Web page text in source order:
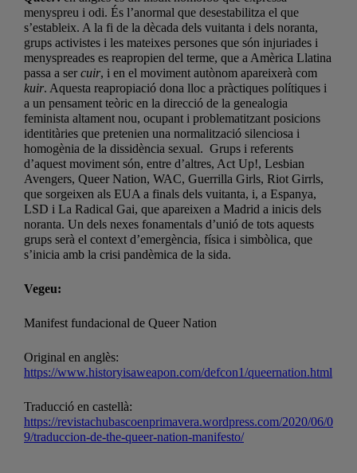
menyspreu i odi. És l’anormal que desestabilitza el que
s’estableix. A la fi de la dècada dels vuitanta i dels noranta,
grups activistes i les mateixes persones que són injuriades i
menyspreades es reapropien del terme, que a Amèrica Llatina
passa a ser cuir, i en el moviment autònom apareixerà com
kuir. Aquesta reapropiació dona lloc a pràctiques polítiques i
a un pensament teòric en la direcció de la genealogia
feminista altament nou, ocupant i problematitzant posicions
identitàries que pretenien una normalització silenciosa i
homogènia de la dissidència sexual. Grups i referents
d’aquest moviment són, entre d’altres, Act Up!, Lesbian
Avengers, Queer Nation, WAC, Guerrilla Girls, Riot Girrls,
que sorgeixen als EUA a finals dels vuitanta, i, a Espanya,
LSD i La Radical Gai, que apareixen a Madrid a inicis dels
noranta. Un dels nexes fonamentals d’unió de tots aquests
grups serà el context d’emergència, física i simbòlica, que
s’inicia amb la crisi pandèmica de la sida.
Vegeu:
Manifest fundacional de Queer Nation
Original en anglès:
https://www.historyisaweapon.com/defcon1/queernation.html
Traducció en castellà:
https://revistachubascoenprimavera.wordpress.com/2020/06/0
9/traduccion-de-the-queer-nation-manifesto/